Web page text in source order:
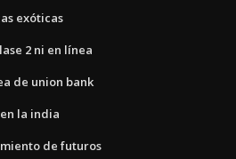
exóticas
2 ni en línea
de union bank
la india
de futuros